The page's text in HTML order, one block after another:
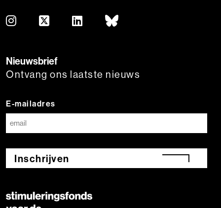
Nieuwsbrief
Ontvang ons laatste nieuws
E-mailadres
Inschrijven